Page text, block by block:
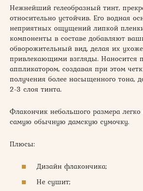
Нежнейший гелеобразный тинт,
относительно устойчив. Его водная
неприятных ощущений липкой
компоненты в составе добавляют
обворожительный вид, делая их
привлекающими взгляды. Наносится
аппликатором, создавая при этом
получения более насыщенного тона,
2-3 слоя тинта.
Флакончик небольшого размера
самую обычную дамскую сумочку.
Плюсы:
Дизайн флакончика;
Не сушит;